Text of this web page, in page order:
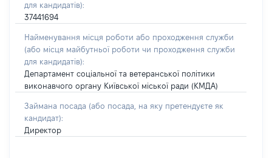
для кандидатів):
37441694
Найменування місця роботи або проходження служби
(або місця майбутньої роботи чи проходження служби
для кандидатів):
Департамент соціальної та ветеранської політики
виконавчого органу Київської міської ради (КМДА)
Займана посада (або посада, на яку претендуєте як
кандидат):
Директор